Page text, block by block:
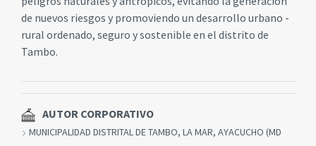
de nuevos riesgos y promoviendo un desarrollo urbano -
rural ordenado, seguro y sostenible en el distrito de
Tambo.
AUTOR CORPORATIVO
MUNICIPALIDAD DISTRITAL DE TAMBO, LA MAR, AYACUCHO (MD